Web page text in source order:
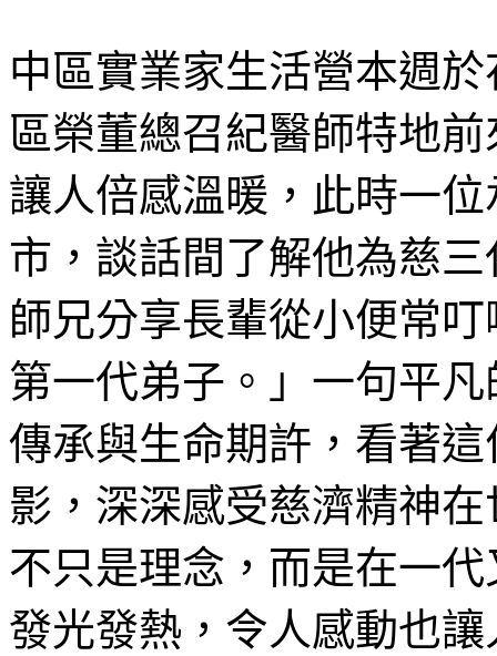
中區實業家生活營本週
區榮董總召紀醫師特地
讓人倍感溫暖，此時一
市，談話間了解他為慈
師兄分享長輩從小便常
第一代弟子。」一句平
傳承與生命期許，看著
影，深深感受慈濟精神
不只是理念，而是在一
發光發熱，令人感動也